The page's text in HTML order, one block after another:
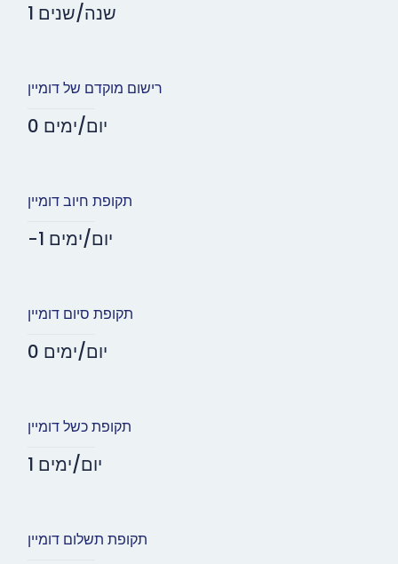
1 שנה/שנים
רישום מוקדם של דומיין
0 יום/ימים
תקופת חיוב דומיין
-1 יום/ימים
תקופת סיום דומיין
0 יום/ימים
תקופת כשל דומיין
1 יום/ימים
תקופת תשלום דומיין